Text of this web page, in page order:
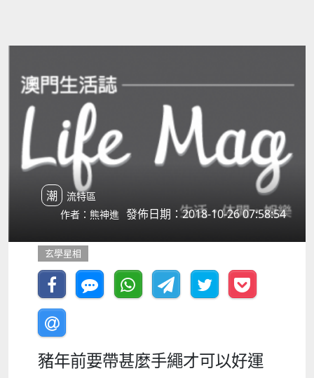
潮流特區
作者：熊神進 發佈日期：2018-10-26 07:58:54
玄學星相
豬年前要帶甚麼手繩才可以好運